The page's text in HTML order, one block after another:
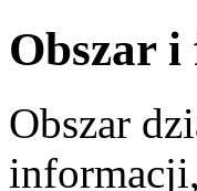
Obszar i
Obszar